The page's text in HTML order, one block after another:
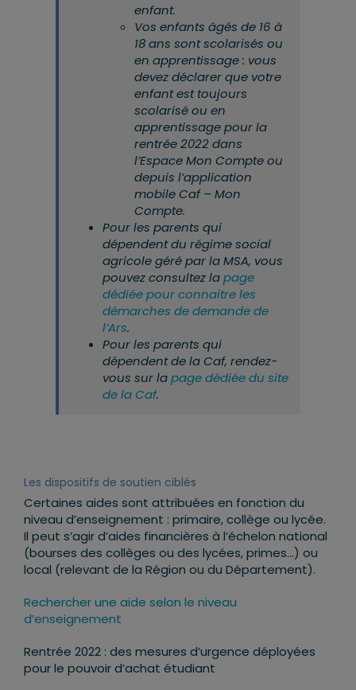
enfant.
Vos enfants âgés de 16 à
18 ans sont scolarisés ou
en apprentissage : vous
devez déclarer que votre
enfant est toujours
scolarisé ou en
apprentissage pour la
rentrée 2022 dans
l’Espace Mon Compte ou
depuis l’application
mobile Caf – Mon
Compte.
Pour les parents qui
dépendent du régime social
agricole géré par la MSA, vous
pouvez consultez lapage
dédiée pour connaitre les
démarches de demande de
l’Ars.
Pour les parents qui
dépendent de la Caf, rendez-
vous sur lapage dédiée du site
de la Caf.
Les dispositifs de soutien ciblés
Certaines aides sont attribuées en fonction du
niveau d’enseignement : primaire, collège ou lycée.
Il peut s’agir d’aides financières à l’échelon national
(bourses des collèges ou des lycées, primes…) ou
local (relevant de la Région ou du Département).
Rechercher une aide selon le niveau
d’enseignement
Rentrée 2022 : des mesures d’urgence déployées
pour le pouvoir d’achat étudiant